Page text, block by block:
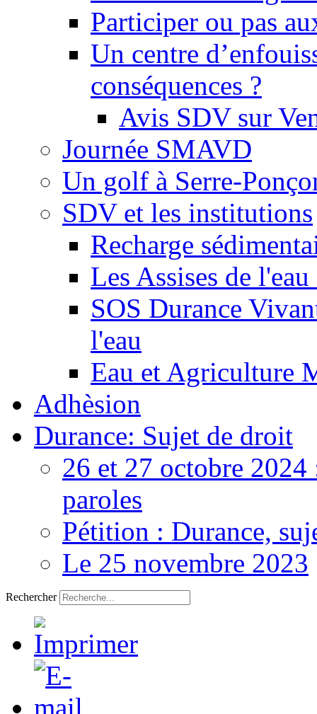
Participer ou pas
Un centre
conséquences ?
Avis SDV sur
Journée SMAVD
Un golf à Serre-
SDV et les institutions
Recharge
Les Assises de
SOS Durance
l'eau
Eau et Agriculture
Adhèsion
Durance: Sujet de droit
26 et 27 octobre 2024
paroles
Pétition : Durance,
Le 25 novembre 2023
Rechercher